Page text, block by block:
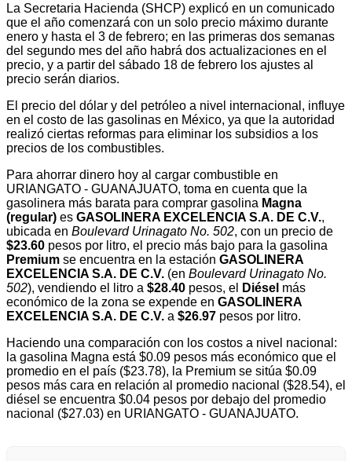
La Secretaria Hacienda (SHCP) explicó en un comunicado
que el año comenzará con un solo precio máximo durante
enero y hasta el 3 de febrero; en las primeras dos semanas
del segundo mes del año habrá dos actualizaciones en el
precio, y a partir del sábado 18 de febrero los ajustes al
precio serán diarios.
El precio del dólar y del petróleo a nivel internacional, influye
en el costo de las gasolinas en México, ya que la autoridad
realizó ciertas reformas para eliminar los subsidios a los
precios de los combustibles.
Para ahorrar dinero hoy al cargar combustible en
URIANGATO - GUANAJUATO, toma en cuenta que la
gasolinera más barata para comprar gasolina Magna
(regular) es GASOLINERA EXCELENCIA S.A. DE C.V.,
ubicada en Boulevard Urinagato No. 502, con un precio de
$23.60 pesos por litro, el precio más bajo para la gasolina
Premium se encuentra en la estación GASOLINERA
EXCELENCIA S.A. DE C.V. (en Boulevard Urinagato No.
502), vendiendo el litro a $28.40 pesos, el Diésel más
económico de la zona se expende en GASOLINERA
EXCELENCIA S.A. DE C.V. a $26.97 pesos por litro.
Haciendo una comparación con los costos a nivel nacional:
la gasolina Magna está $0.09 pesos más económico que el
promedio en el país ($23.78), la Premium se sitúa $0.09
pesos más cara en relación al promedio nacional ($28.54), el
diésel se encuentra $0.04 pesos por debajo del promedio
nacional ($27.03) en URIANGATO - GUANAJUATO.